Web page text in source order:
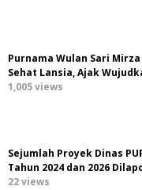
Purnama Wulan Sari
Sehat Lansia, Ajak
1,005 views
Sejumlah Proyek Dinas
Tahun 2024 dan 2026
22 views